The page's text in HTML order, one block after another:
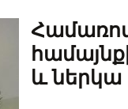
Համառոտ
և ներկա